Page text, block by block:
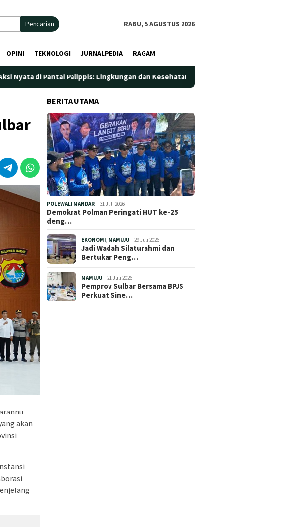
Pencarian RABU, 5 AGUSTUS 2026
OPINI TEKNOLOGI JURNALPEDIA RAGAM
Palippis: Lingkungan dan Kesehatan Jadi Prioritas
akan
BERITA UTAMA
POLEWALI MANDAR 31 Juli 2026
Demokrat Polman Peringati HUT ke-25
deng…
EKONOMI MAMUJU 29 Juli 2026
Jadi Wadah Silaturahmi dan
Bertukar Peng…
MAMUJU 21 Juli 2026
Pemprov Sulbar Bersama BPJS
Perkuat Sine…